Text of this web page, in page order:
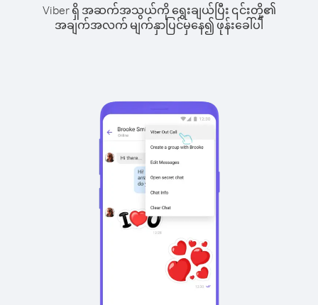
Viber ရှိ အဆက်အသွယ်ကို ရွေးချယ်ပြီး ၎င်းတို့၏
အချက်အလက် မျက်နှာပြင်မှနေ၍ ဖုန်းခေါ်ပါ